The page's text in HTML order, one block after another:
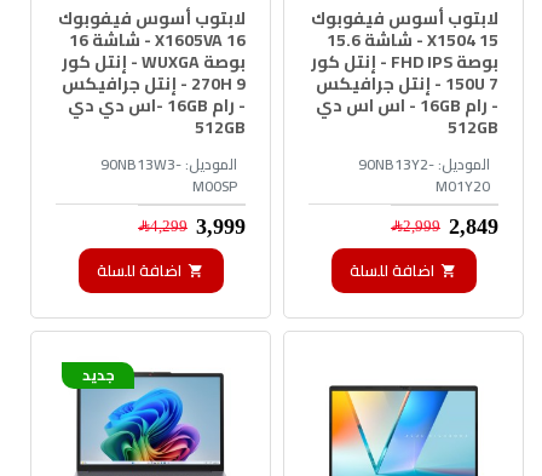
الموديل:90NB13Y2-
M01Y20
لابتوب أسوس فيفوبوك
15 X1504 - شاشة 15.6
بوصة FHD IPS - إنتل كور
7 150U - إنتل جرافيكس
- رام 16GB - اس اس دي
512GB
2,849﷼ 2,999﷼
اضافة للسلة
الموديل:90NB13W3-
M00SP
لابتوب أسوس فيفوبوك
16 X1605VA - شاشة 16
بوصة WUXGA - إنتل كور
9 270H - إنتل جرافيكس
- رام 16GB -اس دي دي
512GB
3,999﷼ 4,299﷼
اضافة للسلة
جديد